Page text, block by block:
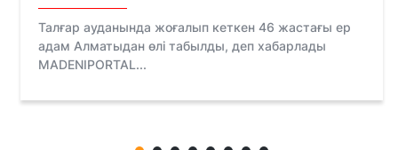
Талғар ауданында жоғалып кеткен 46 жастағы ер
адам Алматыдан өлі табылды, деп хабарлады
MADENIPORTAL...